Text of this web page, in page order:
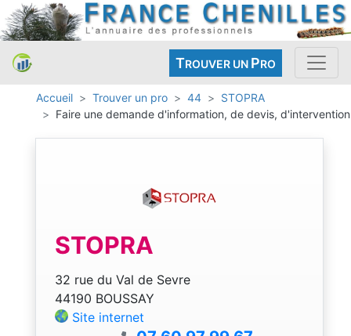
TROUVER UN PRO
Accueil Trouver un pro 44
STOPRA
Faire une demande d'information, de devis, d'intervention
STOPRA
32 rue du Val de Sevre
44190 BOUSSAY
Site internet